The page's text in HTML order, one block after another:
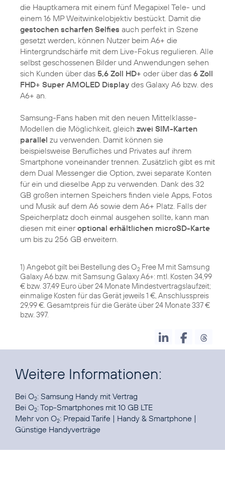
die Hauptkamera mit einem fünf Megapixel Tele- und
einem 16 MP Weitwinkelobjektiv bestückt. Damit die
gestochen scharfen Selfies auch perfekt in Szene
gesetzt werden, können Nutzer beim A6+ die
Hintergrundschärfe mit dem Live-Fokus regulieren. Alle
selbst geschossenen Bilder und Anwendungen sehen
sich Kunden über das 5,6 Zoll HD+ oder über das 6 Zoll
FHD+ Super AMOLED Display des Galaxy A6 bzw. des
A6+ an.
Samsung-Fans haben mit den neuen Mittelklasse-
Modellen die Möglichkeit, gleich zwei SIM-Karten
parallel zu verwenden. Damit können sie
beispielsweise Berufliches und Privates auf ihrem
Smartphone voneinander trennen. Zusätzlich gibt es mit
dem Dual Messenger die Option, zwei separate Konten
für ein und dieselbe App zu verwenden. Dank des 32
GB großen internen Speichers finden viele Apps, Fotos
und Musik auf dem A6 sowie dem A6+ Platz. Falls der
Speicherplatz doch einmal ausgehen sollte, kann man
diesen mit eineroptional erhältlichen microSD-Karte
um bis zu 256 GB erweitern.
1) Angebot gilt bei Bestellung des O2 Free M mit Samsung
Galaxy A6 bzw. mit Samsung Galaxy A6+: mtl. Kosten 34,99
€ bzw. 37,49 Euro über 24 Monate Mindestvertragslaufzeit;
einmalige Kosten für das Gerät jeweils 1 €, Anschlusspreis
29,99 €. Gesamtpreis für die Geräte über 24 Monate 337 €
bzw. 397.
Weitere Informationen:
Bei O2: Samsung Handy mit Vertrag
Bei O2:Top-Smartphones mit 10 GB LTE
Mehr von O2: Prepaid Tarife | Handy & Smartphone |
Günstige Handyverträge